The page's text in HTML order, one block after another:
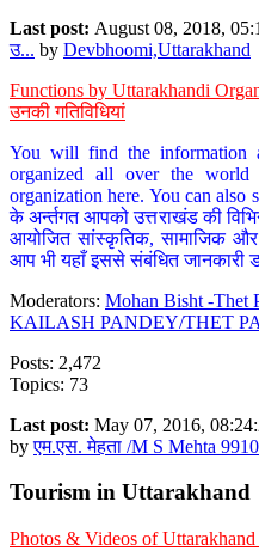
Last post: August 08, 2018,
उ... by Devbhoomi,Uttarakhand
Functions by Uttarakhandi
उनकी गतिविधियां
You will find the information
organized all over the
organization here. You can also
के अर्न्तगत आपको उत्तराखंड की
आयोजित सांस्कृतिक, सामाजिक और
आप भी यहाँ इससे संबंधित
Moderators: Mohan Bisht -Thet
KAILASH PANDEY/THET
Posts: 2,472
Topics: 73
Last post: May 07, 2016,
byएम.एस. मेहता /M S Mehta
Tourism in Uttarakhand
Photos & Videos of Uttarakhand